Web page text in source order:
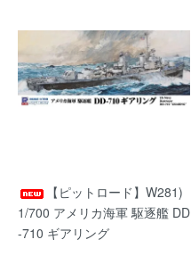
【ピットロード】W281)
1/700 アメリカ海軍 駆逐艦 DD
-710 ギアリング